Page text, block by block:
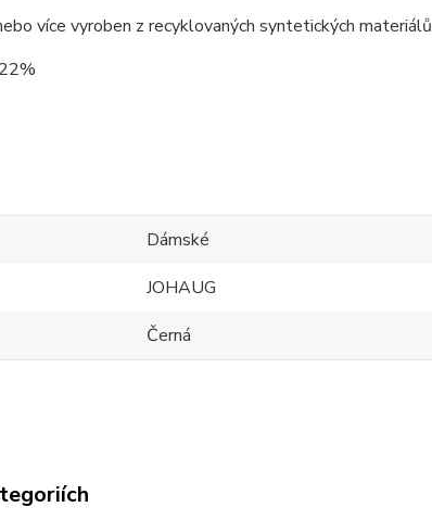
více vyroben z recyklovaných syntetických materiálů
Dámské
JOHAUG
Černá